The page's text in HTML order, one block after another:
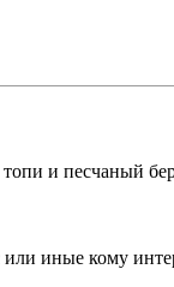
и песчаный
иные кому